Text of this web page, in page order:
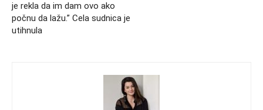
je rekla da im dam ovo ako
počnu da lažu.” Cela sudnica je
utihnula